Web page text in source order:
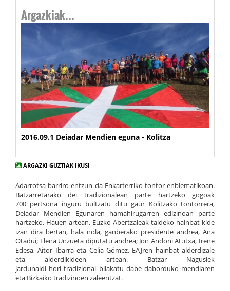
Argazkiak...
2016.09.1 Deiadar Mendien eguna - Kolitza
ARGAZKI GUZTIAK IKUSI
Adarrotsa barriro entzun da Enkarterriko tontor enblematikoan.
Batzarretarako dei tradizionalean parte hartzeko gogoak
700 pertsona inguru bultzatu ditu gaur Kolitzako tontorrera,
Deiadar Mendien Egunaren hamahirugarren edizinoan parte
hartzeko. Hauen artean, Euzko Abertzaleak taldeko hainbat kide
izan dira bertan, hala nola, ganberako presidente andrea, Ana
Otadui; Elena Unzueta diputatu andrea; Jon Andoni Atutxa, Irene
Edesa, Aitor Ibarra eta Celia Gómez, EAJren hainbat alderdizale
eta alderdikideen artean. Batzar Nagusiek
jardunaldi hori tradizional bilakatu dabe daborduko mendiaren
eta Bizkaiko tradizinoen zaleentzat.